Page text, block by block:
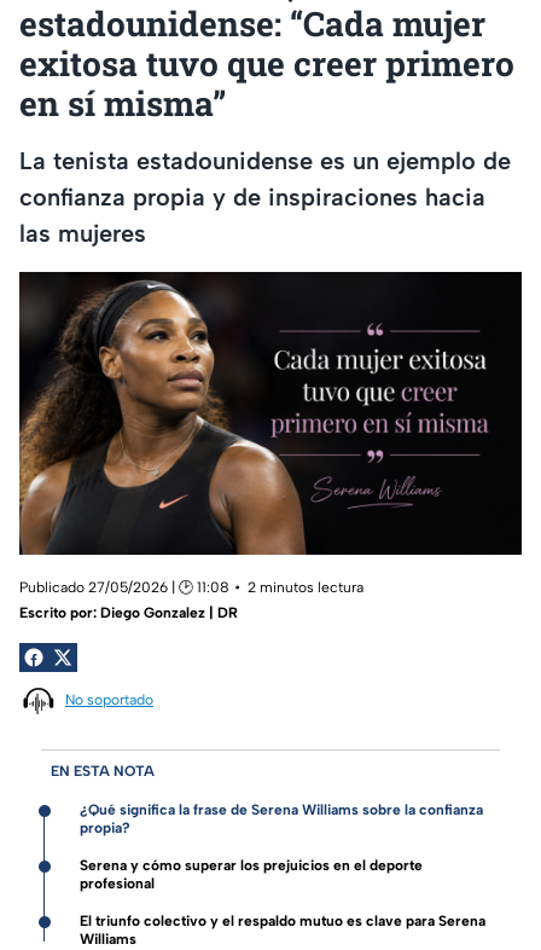
estadounidense: “Cada mujer
exitosa tuvo que creer primero
en sí misma”
La tenista estadounidense es un ejemplo de
confianza propia y de inspiraciones hacia
las mujeres
Publicado 27/05/2026 | 🕑 11:08
2 minutos lectura
Escrito por: Diego Gonzalez | DR
No soportado
EN ESTA NOTA
¿Qué significa la frase de Serena Williams sobre la confianza
propia?
Serena y cómo superar los prejuicios en el deporte
profesional
El triunfo colectivo y el respaldo mutuo es clave para Serena
Williams